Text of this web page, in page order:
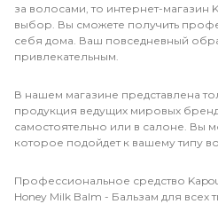
за волосами, то интернет-
выбор. Вы сможете получить
себя дома. Ваш повседневный
привлекательным.
В нашем магазине представлена
продукция ведущих мировых
самостоятельно или в салоне. Вы
которое подойдет к вашему типу
Профессиональное средство
Honey Milk Balm - Бальзам для